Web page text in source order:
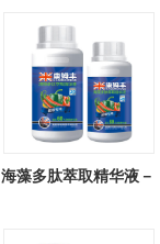
块茎专用
海藻多肽萃取精华液－